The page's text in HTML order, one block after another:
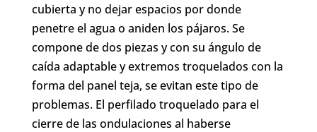
cubierta y no dejar espacios por donde
penetre el agua o aniden los pájaros. Se
compone de dos piezas y con su ángulo de
caída adaptable y extremos troquelados con la
forma del panel teja, se evitan este tipo de
problemas. El perfilado troquelado para el
cierre de las ondulaciones al haberse